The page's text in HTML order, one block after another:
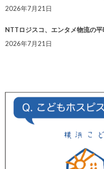
2026年7月21日
NTTロジスコ、エンタメ物流の
2026年7月21日